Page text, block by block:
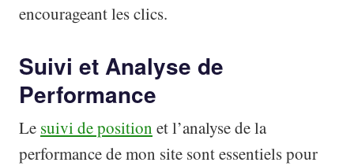
encourageant les clics.
Suivi et Analyse de
Performance
Le suivi de position et l’analyse de la
performance de mon site sont essentiels pour